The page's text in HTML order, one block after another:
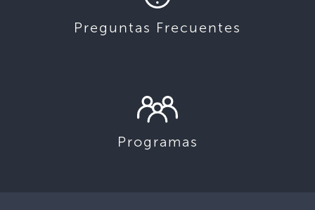
Preguntas Frecuentes
Programas